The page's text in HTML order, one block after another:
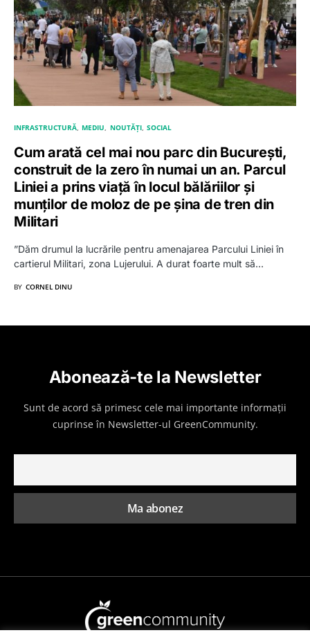
INFRASTRUCTURĂ MEDIU NOUTĂȚI SOCIAL
Cum arată cel mai nou parc din București,
construit de la zero în numai un an. Parcul
Liniei a prins viață în locul bălăriilor și
munților de moloz de pe șina de tren din
Militari
”Dăm drumul la lucrările pentru amenajarea Parcului Liniei în
cartierul Militari, zona Lujerului. A durat foarte mult să…
BY CORNEL DINU
Abonează-te la Newsletter
Sunt de acord să primesc cele mai importante informații
cuprinse în Newsletter-ul GreenCommunity.